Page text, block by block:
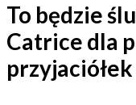
To będzie
Catrice dla
przyjaciółek